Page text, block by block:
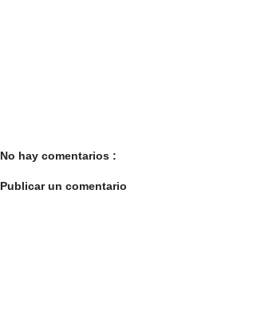
No hay comentarios :
Publicar un comentario